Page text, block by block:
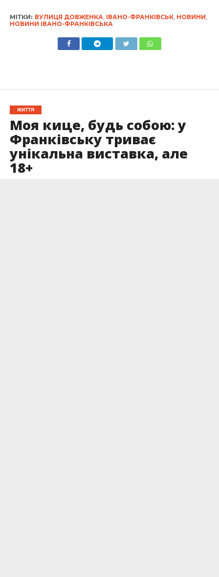
МІТКИ: ВУЛИЦЯ ДОВЖЕНКА, ІВАНО-ФРАНКІВСЬК, НОВИНИ,
НОВИНИ ІВАНО-ФРАНКІВСЬКА
ЖИТТЯ
Моя кице, будь собою: у
Франківську триває
унікальна виставка, але
18+